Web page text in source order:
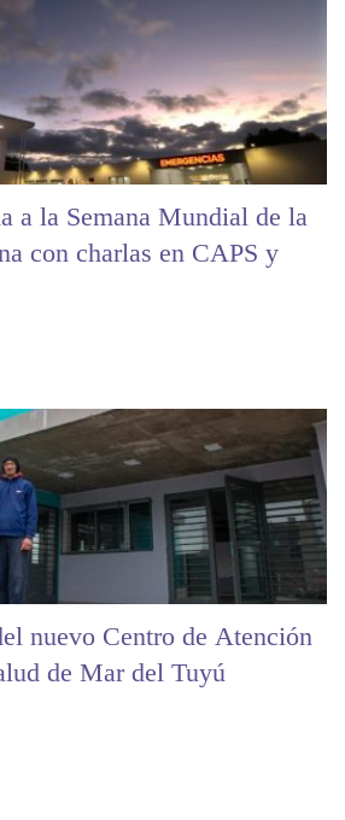
a la Semana Mundial de la
con charlas en CAPS y
nuevo Centro de Atención
de Mar del Tuyú